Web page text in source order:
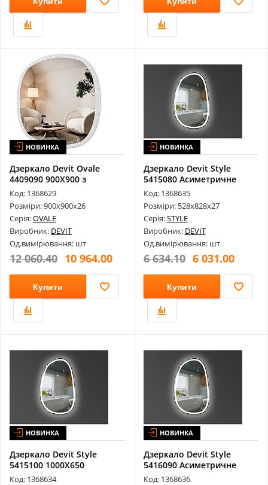
НОВИНКА
Дзеркало Devit Ovale
4409090 900Х900 з
Тачсенсором, ...
Код: 1368629
Розміри: 900х900х26
Серія:OVALE
Виробник: DEVIT
Од.вимірювання: шт
12 060.40 10 964.00
Купити
НОВИНКА
Дзеркало Devit Style
5415080 Асиметричне
800Х500 з L...
Код: 1368635
Розміри: 528х828х27
Серія:STYLE
Виробник: DEVIT
Од.вимірювання: шт
6 634.10 6 031.00
Купити
НОВИНКА
Дзеркало Devit Style
5415100 1000Х650
Асиметричне, з...
Код: 1368634
НОВИНКА
Дзеркало Devit Style
5416090 Асиметричне
900Х600 з L...
Код: 1368636